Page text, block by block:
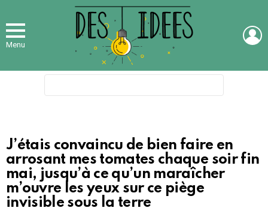
Menu
J’étais convaincu de bien faire en
arrosant mes tomates chaque soir fin
mai, jusqu’à ce qu’un maraîcher
m’ouvre les yeux sur ce piège
invisible sous la terre